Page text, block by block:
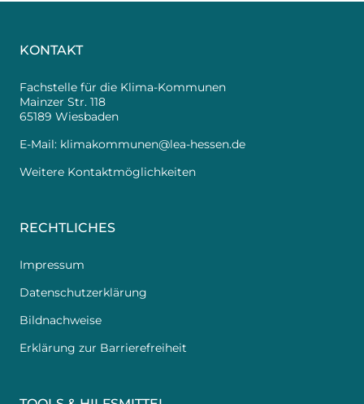
KONTAKT
Fachstelle für die Klima-Kommunen
Mainzer Str. 118
65189 Wiesbaden
E-Mail: klimakommunen@lea-hessen.de
Weitere Kontaktmöglichkeiten
RECHTLICHES
Impressum
Datenschutzerklärung
Bildnachweise
Erklärung zur Barrierefreiheit